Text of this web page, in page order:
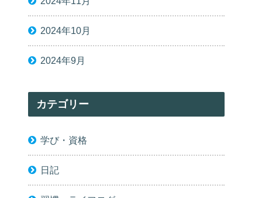
2024年10月
2024年9月
カテゴリー
学び・資格
日記